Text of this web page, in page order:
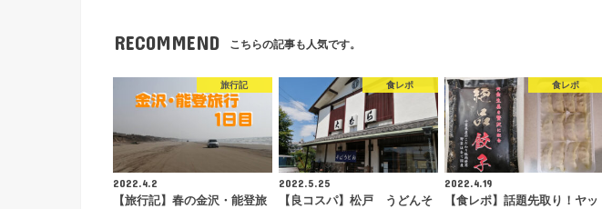
RECOMMEND こちらの記事も人気です。
旅行記
2022.4.2
【旅行記】春の金沢・能登旅
食レポ
2022.5.25
【良コスパ】松戸 うどんそ
食レポ
2022.4.19
【食レポ】話題先取り！ヤッ